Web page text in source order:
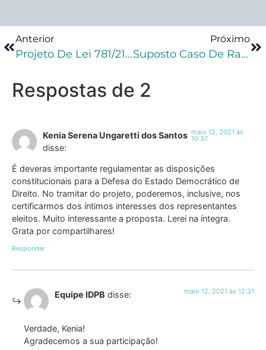
Anterior
Projeto De Lei 781/21 Reitera Proibição Da Tese De Legítima Defesa Da Honra Em Crimes De Feminicídio
Próximo
Suposto Caso De Racismo Entre Advogados Do DF Leva OAB A Abrir Processo Ético
Respostas de 2
Kenia Serena Ungaretti dos Santos
disse:
maio 12, 2021 às
10:37
É deveras importante regulamentar as disposições
constitucionais para a Defesa do Estado Democrático de
Direito. No tramitar do projeto, poderemos, inclusive, nos
certificarmos dos íntimos interesses dos representantes
eleitos. Muito interessante a proposta. Lerei na íntegra.
Grata por compartilhares!
Responder
Equipe IDPB disse: maio 12, 2021 às 12:31
Verdade, Kenia!
Agradecemos a sua participação!